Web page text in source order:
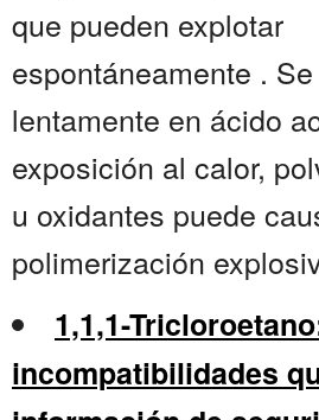
que pueden explotar
espontáneamente .
lentamente en ácido
exposición al calor,
u oxidantes puede
polimerización
1,1,1-
incompatibilidades